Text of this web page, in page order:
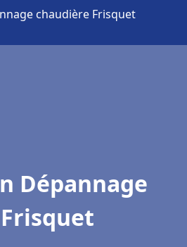
chaudière Frisquet
Dépannage